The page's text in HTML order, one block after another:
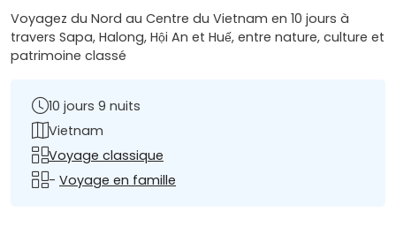
Voyagez du Nord au Centre du Vietnam en 10 jours à
travers Sapa, Halong, Hội An et Huế, entre nature, culture et
patrimoine classé
10 jours 9 nuits
Vietnam
Voyage classique
- Voyage en famille